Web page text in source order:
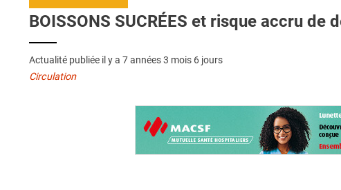
BOISSONS SUCRÉES et risque accru
Actualité publiée il y a 7 années 3 mois 6 jours
Circulation